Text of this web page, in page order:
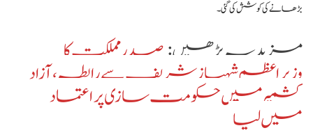
بڑھانے کی کوشش کی گئی۔
مزید یہ پڑھیں :صدر مملکت کا
وزیراعظم شہباز شریف سے رابطہ، آزاد
کشمیر میں حکومت سازی پر اعتماد
میں لیا